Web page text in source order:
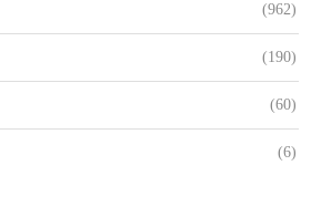
(962)
(190)
(60)
(6)